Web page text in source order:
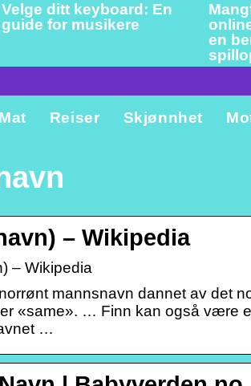
Velge ditt keyboard: En
guide for musikere
en
Mat Reiser Skjønnhet
– Wikipedia
– Wikipedia
mannsnavn dannet av det
«same». … Finn kan også være
…